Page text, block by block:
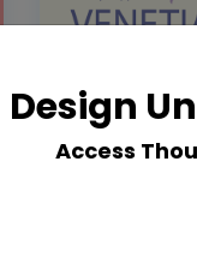
Design
Access